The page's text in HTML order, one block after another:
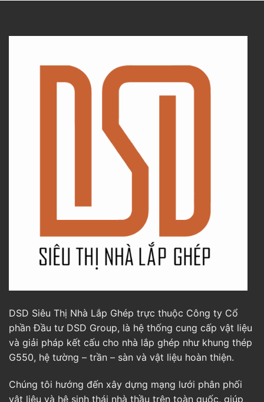
DSD Siêu Thị Nhà Lắp Ghép trực thuộc Công ty Cổ
phần Đầu tư DSD Group, là hệ thống cung cấp vật liệu
và giải pháp kết cấu cho nhà lắp ghép như khung thép
G550, hệ tường – trần – sàn và vật liệu hoàn thiện.
Chúng tôi hướng đến xây dựng mạng lưới phân phối
vật liệu và hệ sinh thái nhà thầu trên toàn quốc, giúp